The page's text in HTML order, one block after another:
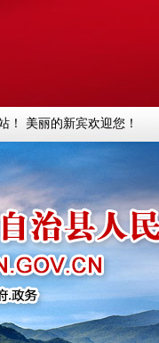
！ 美丽的新宾欢迎您！